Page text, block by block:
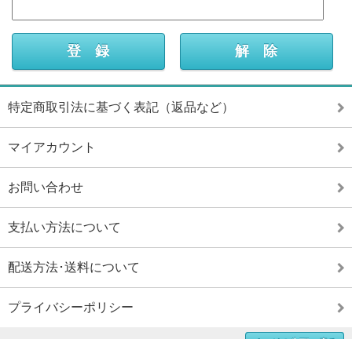
特定商取引法に基づく表記（返品など）
マイアカウント
お問い合わせ
支払い方法について
配送方法･送料について
プライバシーポリシー